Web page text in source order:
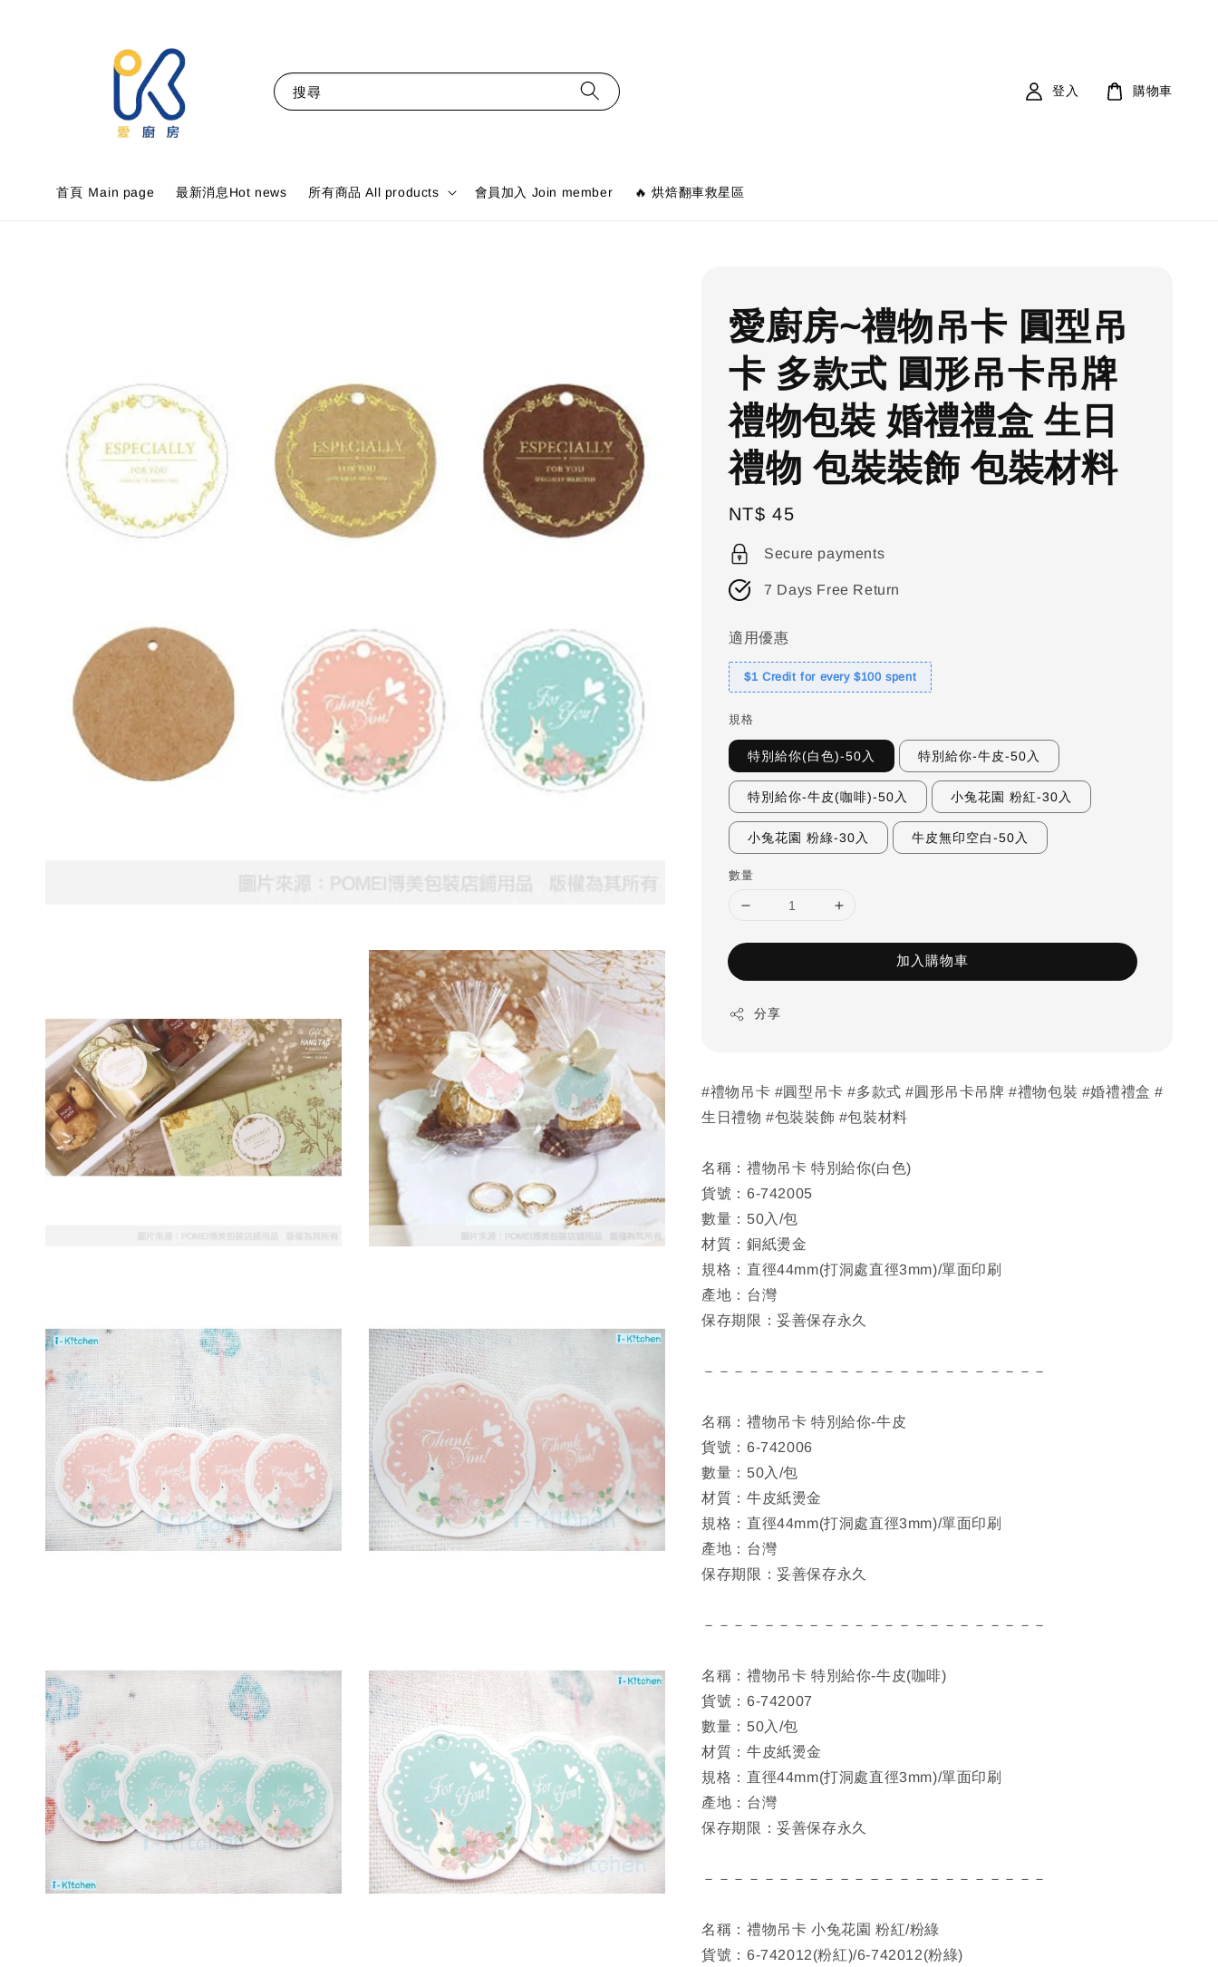
搜尋
首頁 Ｍain page 最新消息Hot news 所有商品 All products 會員加入 Join member 🔥 烘焙翻車救星區
登入 購物車
愛廚房~禮物吊卡 圓型吊
卡 多款式 圓形吊卡吊牌
禮物包裝 婚禮禮盒 生日
禮物 包裝裝飾 包裝材料
Regular
price
NT$ 45
Secure payments
7 Days Free Return
適用優惠
$1 Credit for every $100 spent
規格
特別給你(白色)-50入 特別給你-牛皮-50入
特別給你-牛皮(咖啡)-50入 小兔花園 粉紅-30入
小兔花園 粉綠-30入 牛皮無印空白-50入
數量
加入購物車
分享
#禮物吊卡 #圓型吊卡 #多款式 #圓形吊卡吊牌 #禮物包裝 #婚禮禮盒 #
生日禮物 #包裝裝飾 #包裝材料
名稱：禮物吊卡 特別給你(白色)
貨號：6-742005
數量：50入/包
材質：銅紙燙金
規格：直徑44mm(打洞處直徑3mm)/單面印刷
產地：台灣
保存期限：妥善保存永久
－－－－－－－－－－－－－－－－－－－－－－－
名稱：禮物吊卡 特別給你-牛皮
貨號：6-742006
數量：50入/包
材質：牛皮紙燙金
規格：直徑44mm(打洞處直徑3mm)/單面印刷
產地：台灣
保存期限：妥善保存永久
－－－－－－－－－－－－－－－－－－－－－－－
名稱：禮物吊卡 特別給你-牛皮(咖啡)
貨號：6-742007
數量：50入/包
材質：牛皮紙燙金
規格：直徑44mm(打洞處直徑3mm)/單面印刷
產地：台灣
保存期限：妥善保存永久
－－－－－－－－－－－－－－－－－－－－－－－
名稱：禮物吊卡 小兔花園 粉紅/粉綠
貨號：6-742012(粉紅)/6-742012(粉綠)